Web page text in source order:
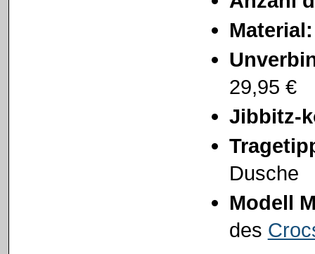
Material:
29,95 €
Jibbitz-
Dusche
Modell
des